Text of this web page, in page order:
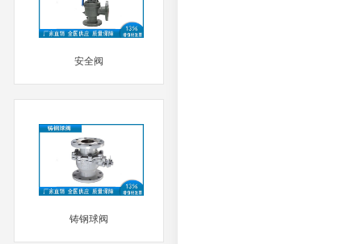
安全阀
MORE
铸钢球阀